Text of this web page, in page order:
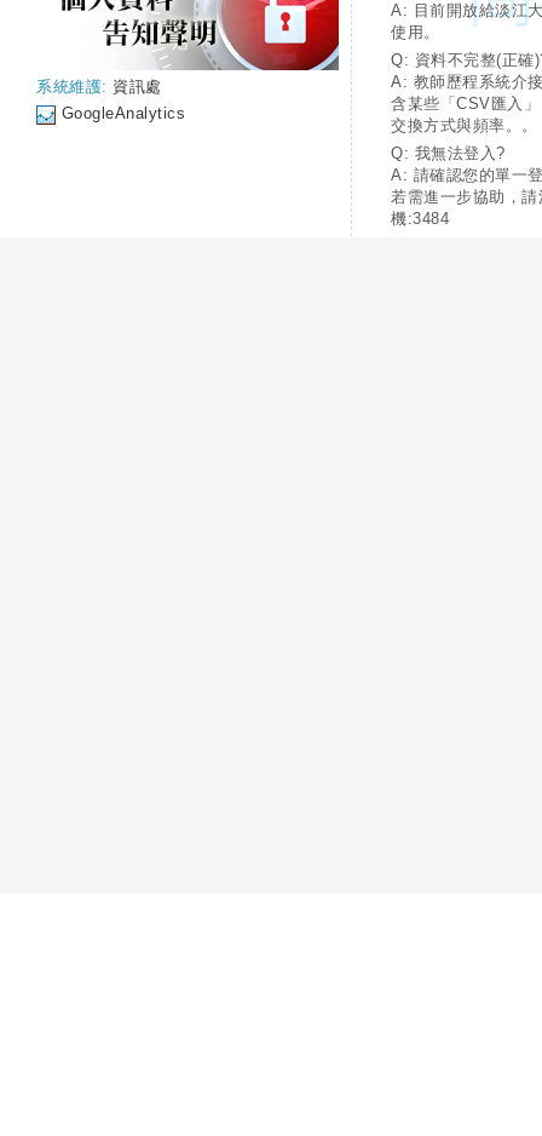
系統維護: 資訊處
GoogleAnalytics
A: 目前開放給淡江
使用。
Q: 資料不完整(正確
A: 教師歷程系統介
含某些「CSV匯入
交換方式與頻率。。
Q: 我無法登入?
A: 請確認您的單一
若需進一步協助，
機:3484